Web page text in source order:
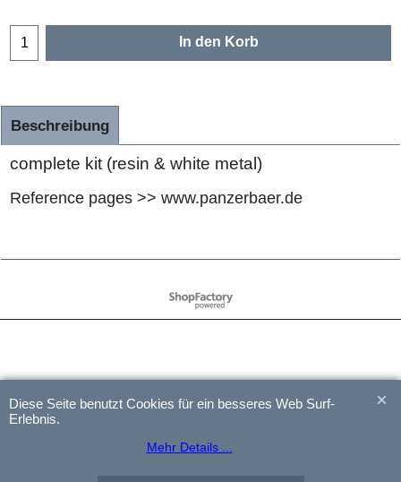
In den Korb
Beschreibung
complete kit (resin & white metal)
Reference pages >> www.panzerbaer.de
WebShop erstellt mit
ShopFactory Shop
Diese Seite benutzt Cookies für ein besseres Web Surf-
Erlebnis.
Mehr Details ...